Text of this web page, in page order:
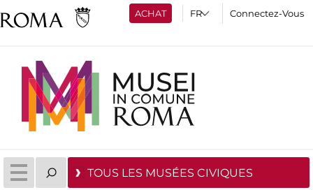
ACHAT Connectez-Vous
TOUS LES MUSÉES CIVIQUES